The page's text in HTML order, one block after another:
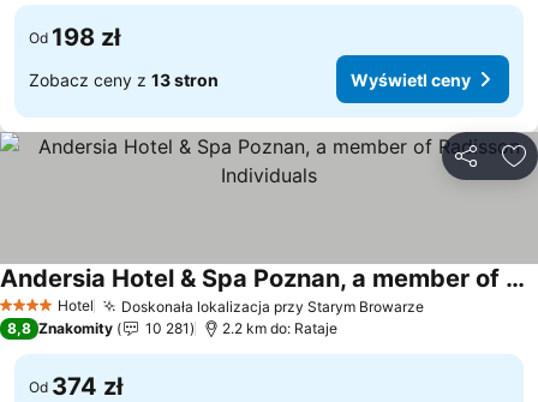
Od 198 zł
Zobacz ceny z 13 stron Wyświetl ceny
4 KategoriaHotel Doskonała lokalizacja przy Starym BrowarzeWyświetl
Andersia Hotel & Spa Poznan, a member of Radisson Individuals
Wyświetl ceny
8,8 Znakomity 10 281 2.2 km do: Rataje
Od 374 zł